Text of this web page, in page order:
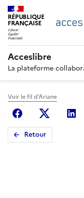
RÉPUBLIQUE
FRANÇAISE
Acceslibre
La plateforme
Voir le fil d'Ariane
FacebookX
Retour